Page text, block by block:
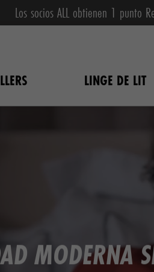
Los socios ALL obtienen 1 punto
LINGE DE LIT
MODERNA